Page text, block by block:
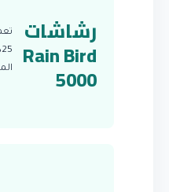
رشاشات
Rain Bird
5000